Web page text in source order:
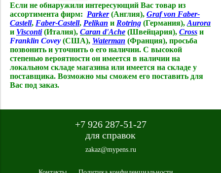
Если не обнаружили интересующий Вас товар из
ассортимента фирм: Parker(Англия), Graf von Faber-
Castell, Faber-Castell, Pelikan и Rotring (Германия), Aurora
и Visconti(Италия), Caran d'Ache (Швейцария), Cross и
Franklin Covey (США), Waterman (Франция), просьба
позвонить и уточнить о его наличии. С высокой
степенью вероятности он имеется в наличии на
локальном складе магазина или имеется на складе у
поставщика. Возможно мы сможем его поставить для
Вас под заказ.
+7 926 287-51-27
для справок
zakaz@mypens.ru